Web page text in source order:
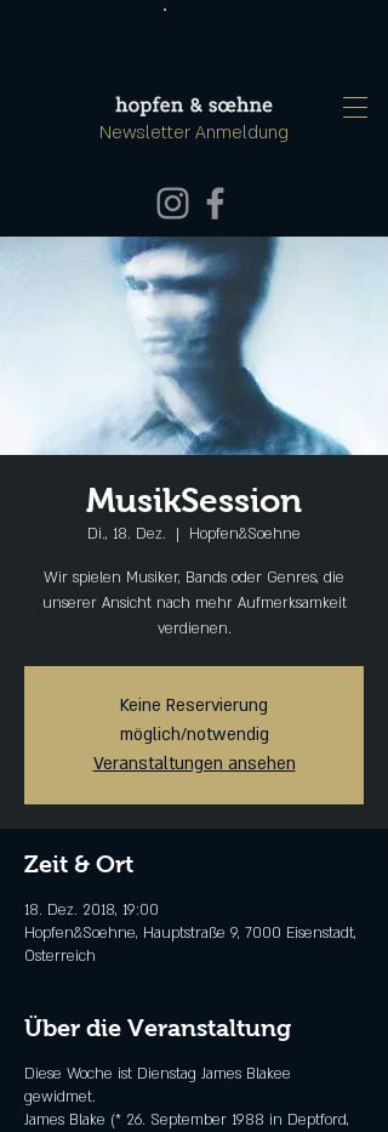
Newsletter Anmeldung
MusikSession
Di., 18. Dez.
  |
Hopfen&Soehne
Wir spielen Musiker, Bands oder Genres, die
unserer Ansicht nach mehr Aufmerksamkeit
verdienen.
Keine Reservierung
möglich/notwendig
Veranstaltungen ansehen
Zeit & Ort
18. Dez. 2018, 19:00
Hopfen&Soehne, Hauptstraße 9, 7000 Eisenstadt,
Österreich
Über die Veranstaltung
Diese Woche ist Dienstag James Blakee
gewidmet.
James Blake (* 26. September 1988 in Deptford,